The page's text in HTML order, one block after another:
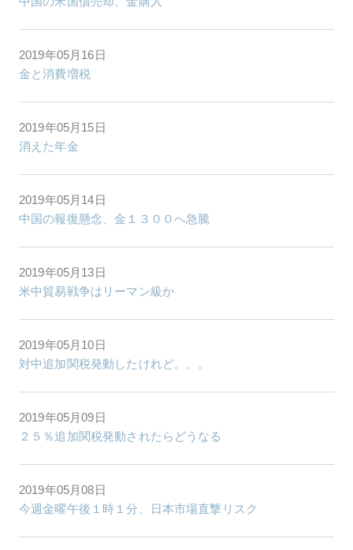
2019年05月16日
金と消費増税
2019年05月15日
消えた年金
2019年05月14日
中国の報復懸念、金１３００へ急騰
2019年05月13日
米中貿易戦争はリーマン級か
2019年05月10日
対中追加関税発動したけれど。。。
2019年05月09日
２５％追加関税発動されたらどうなる
2019年05月08日
今週金曜午後１時１分、日本市場直撃リスク